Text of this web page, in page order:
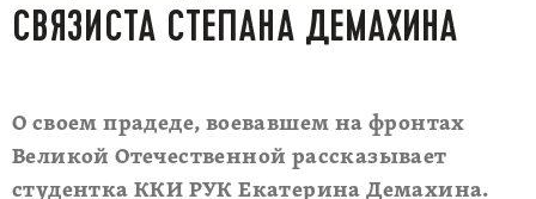
СВЯЗИСТА СТЕПАНА ДЕМАХИНА
О своем прадеде, воевавшем на фронтах
Великой Отечественной рассказывает
студентка ККИ РУК Екатерина Демахина.